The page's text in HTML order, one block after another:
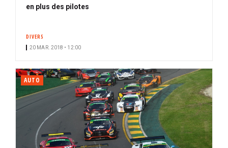
en plus des pilotes
DIVERS
20 MAR. 2018 • 12:00
AUTO